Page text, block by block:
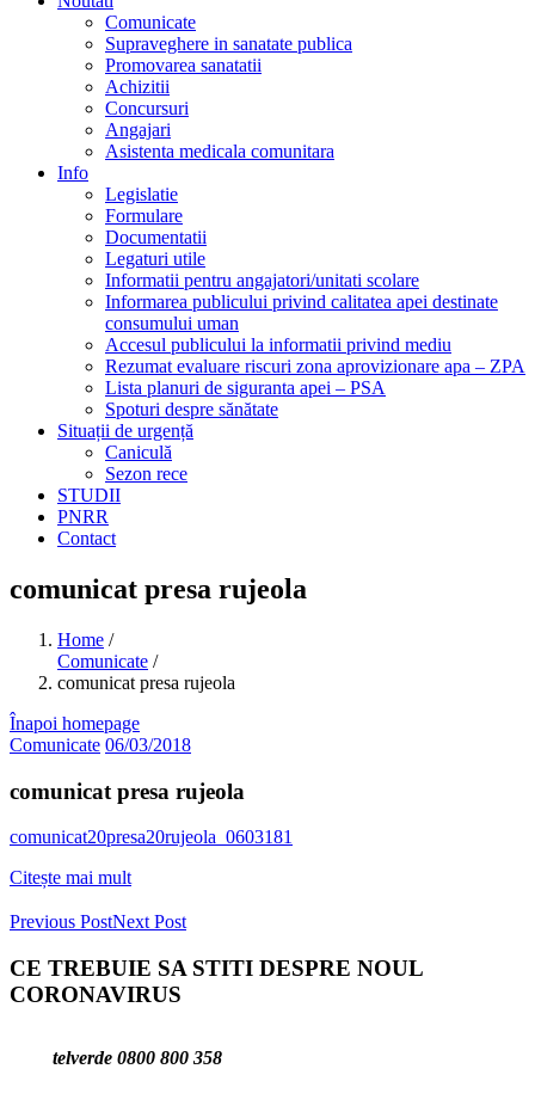
Comunicate
Supraveghere in sanatate publica
Promovarea sanatatii
Achizitii
Concursuri
Angajari
Asistenta medicala comunitara
Info
Legislatie
Formulare
Documentatii
Legaturi utile
Informatii pentru angajatori/unitati scolare
Informarea publicului privind calitatea apei destinate
consumului uman
Accesul publicului la informatii privind mediu
Rezumat evaluare riscuri zona aprovizionare apa – ZPA
Lista planuri de siguranta apei – PSA
Spoturi despre sănătate
Situații de urgență
Caniculă
Sezon rece
STUDII
PNRR
Contact
comunicat presa rujeola
Home /
Comunicate /
comunicat presa rujeola
Înapoi homepage
Comunicate 06/03/2018
comunicat presa rujeola
comunicat20presa20rujeola_0603181
Citește mai mult
Previous PostNext Post
CE TREBUIE SA STITI DESPRE NOUL
CORONAVIRUS
telverde 0800 800 358